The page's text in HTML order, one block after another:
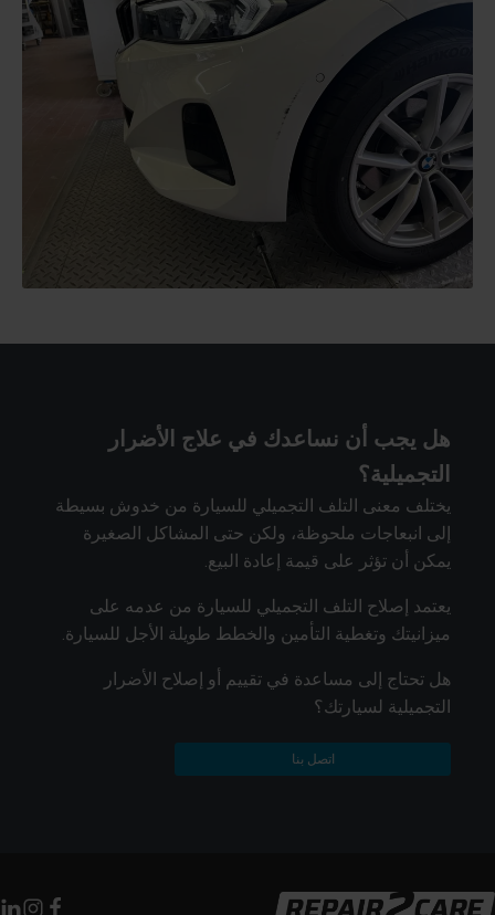
هل يجب أن نساعدك في علاج الأضرار
التجميلية؟
يختلف معنى التلف التجميلي للسيارة من خدوش بسيطة
إلى انبعاجات ملحوظة، ولكن حتى المشاكل الصغيرة
يمكن أن تؤثر على قيمة إعادة البيع.
يعتمد إصلاح التلف التجميلي للسيارة من عدمه على
ميزانيتك وتغطية التأمين والخطط طويلة الأجل للسيارة.
هل تحتاج إلى مساعدة في تقييم أو إصلاح الأضرار
التجميلية لسيارتك؟
اتصل بنا